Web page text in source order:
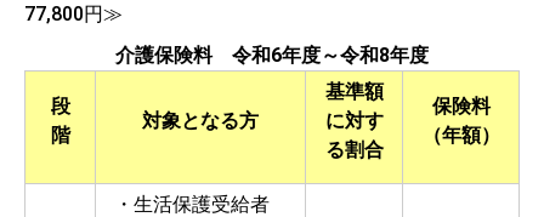
77,800円≫
介護保険料 令和6年度～令和8年度
段
階
対象となる方
基準額
に対す
る割合
保険料
（年額）
・生活保護受給者